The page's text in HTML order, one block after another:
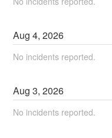
Aug4,2026
No incidents reported.
Aug3,2026
No incidents reported.